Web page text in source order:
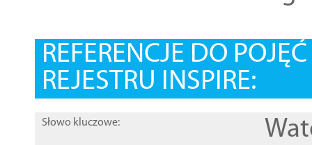
REFERENCJE DO
REJESTRU INSPIRE:
Słowo kluczowe: